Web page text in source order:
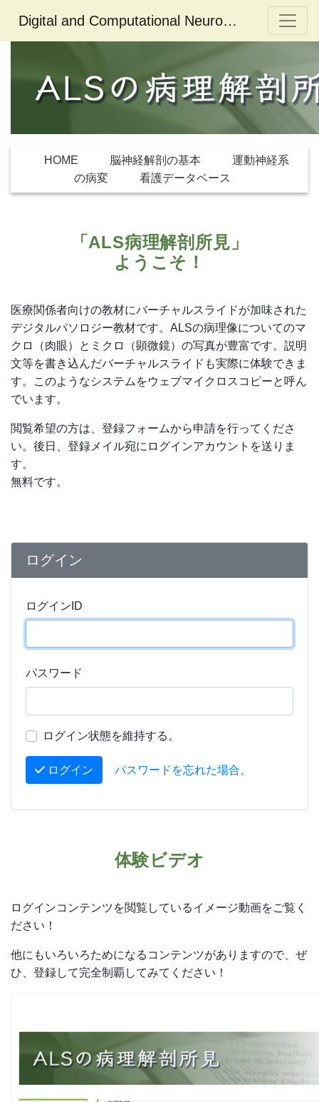
Digital and Computational Neuropathology
HOME 脳神経解剖の基本
運動神経系
の病変
看護データベース
「ALS病理解剖所見」
ようこそ！
医療関係者向けの教材にバーチャルスライドが加味された
デジタルパソロジー教材です。ALSの病理像についてのマ
クロ（肉眼）とミクロ（顕微鏡）の写真が豊富です。説明
文等を書き込んだバーチャルスライドも実際に体験できま
す。このようなシステムをウェブマイクロスコピーと呼ん
でいます。
閲覧希望の方は、登録フォームから申請を行ってくださ
い。後日、登録メイル宛にログインアカウントを送りま
す。
無料です。
ログイン
ログインID
パスワード
ログイン状態を維持する。
ログイン パスワードを忘れた場合。
体験ビデオ
ログインコンテンツを閲覧しているイメージ動画をご覧く
ださい！
他にもいろいろためになるコンテンツがありますので、ぜ
ひ、登録して完全制覇してみてください！